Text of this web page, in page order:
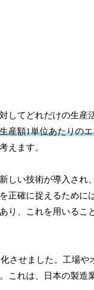
してどれだけの生
生産額1単位あたりの
えます。
しい技術が導入さ
正確に捉えるためには
り、これを用いる
させました。工場
これは、日本の製造